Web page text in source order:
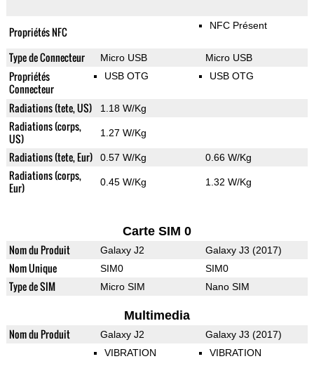
Propriétés NFC NFC Présent
Type de Connecteur Micro USB Micro USB
Propriétés
Connecteur
USB OTG USB OTG
Radiations (tete, US) 1.18 W/Kg
Radiations (corps,
US)
1.27 W/Kg
Radiations (tete, Eur) 0.57 W/Kg 0.66 W/Kg
Radiations (corps,
Eur)
0.45 W/Kg 1.32 W/Kg
Carte SIM 0
Nom du Produit Galaxy J2 Galaxy J3 (2017)
Nom Unique SIM0 SIM0
Type de SIM Micro SIM Nano SIM
Multimedia
Nom du Produit Galaxy J2 Galaxy J3 (2017)
VIBRATION VIBRATION